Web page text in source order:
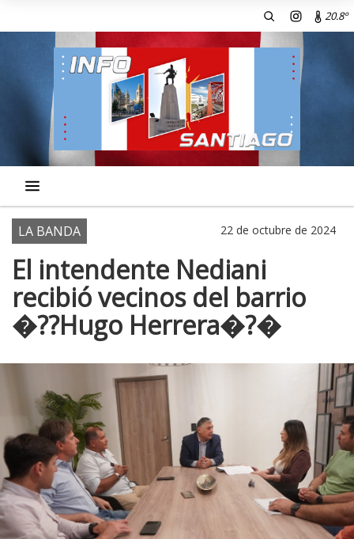
20.8º
LA BANDA 22 de octubre de 2024
El intendente Nediani
recibió vecinos del barrio
�??Hugo Herrera�?�